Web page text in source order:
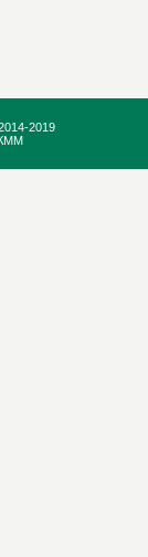
2019
КММ